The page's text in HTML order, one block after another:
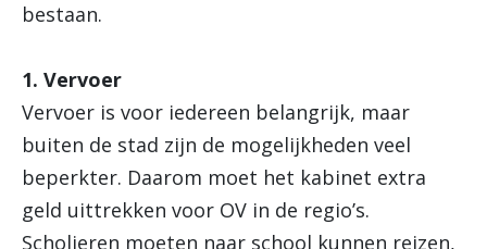
bestaan.
1. Vervoer
Vervoer is voor iedereen belangrijk, maar
buiten de stad zijn de mogelijkheden veel
beperkter. Daarom moet het kabinet extra
geld uittrekken voor OV in de regio’s.
Scholieren moeten naar school kunnen reizen,